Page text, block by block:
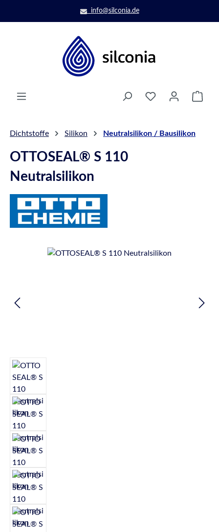
Zum Hauptinhalt springeninfo@silconia.de
Dichtstoffe Silikon Neutralsilikon / Bausilikon
OTTOSEAL® S 110
Neutralsilikon
Bildergalerie überspringen